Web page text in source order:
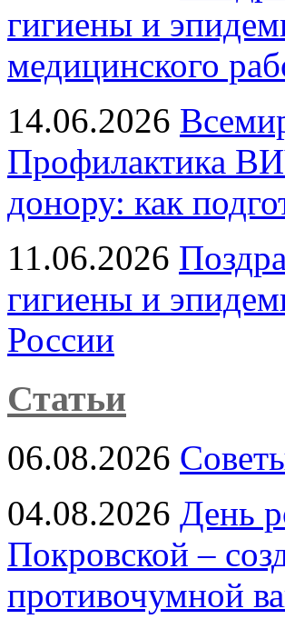
гигиены и
медицинского
14.06.2026
Профилактика
донору: как
11.06.2026
гигиены и
России
Статьи
06.08.2026
04.08.2026 День
Покровской –
противочумной